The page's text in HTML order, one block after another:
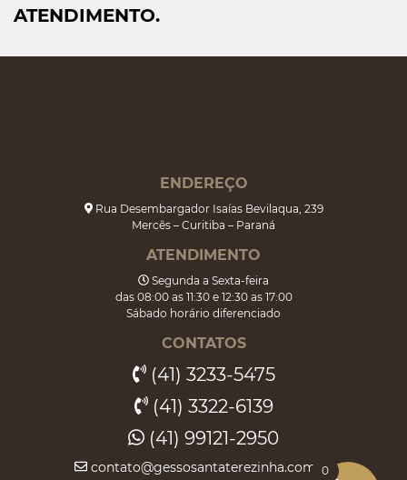
ATENDIMENTO.
ENDEREÇO
Rua Desembargador Isaías Bevilaqua, 239
Mercês – Curitiba – Paraná
ATENDIMENTO
Segunda a Sexta-feira
das 08:00 as 11:30 e 12:30 as 17:00
Sábado horário diferenciado
CONTATOS
(41) 3233-5475
(41) 3322-6139
(41) 99121-2950
contato@gessosantaterezinha.com.br
0